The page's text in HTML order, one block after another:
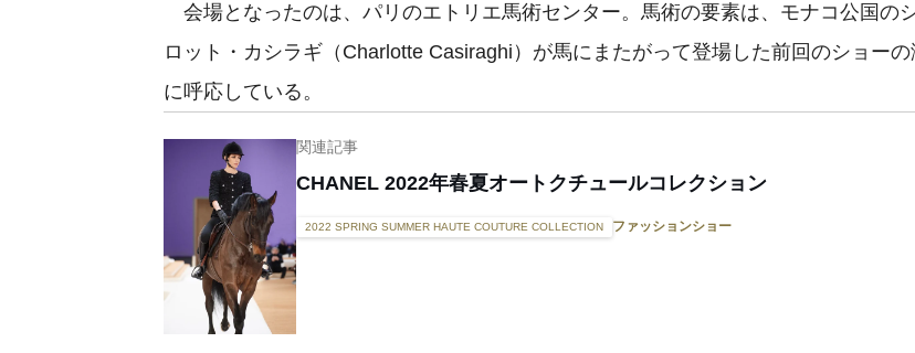
会場となったのは、パリのエトリエ馬術センター。馬術の要素は、モナコ公国の
ロット・カシラギ（Charlotte Casiraghi）が馬にまたがって登場した前回のショーの
に呼応している。
関連記事
CHANEL 2022年春夏オートクチュールコレクション
2022 SPRING SUMMER HAUTE COUTURE COLLECTION ファッションショー